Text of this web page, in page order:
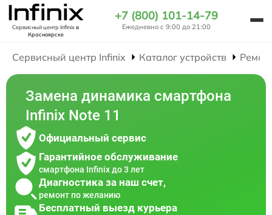
Сервисный центр Infinixв
Красноярске
+7 (800) 101-14-79
Ежедневно с 9:00 до 21:00
Сервисный центр Infinix Каталог устройств
Замена динамика смартфона
Infinix Note 11
Официальный сервис
Гарантийное обслуживание
смартфона Infinix до 3 лет
Диагностика за наш счет,
ремонт по желанию
Бесплатный выезд курьера